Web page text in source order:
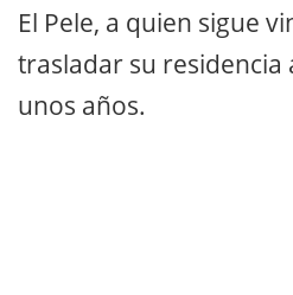
El Pele, a quien sigue
trasladar su residencia
unos años.